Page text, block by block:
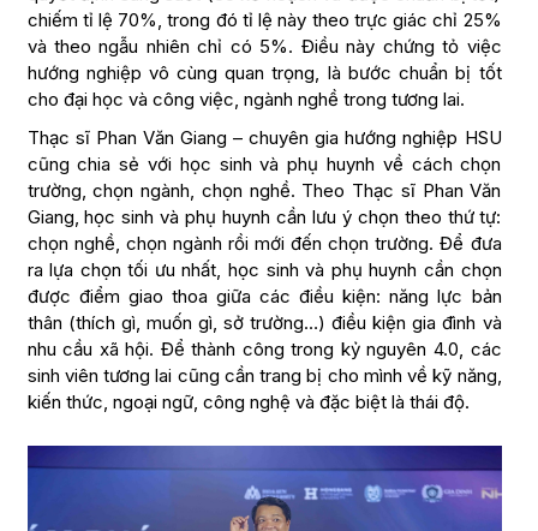
chiếm tỉ lệ 70%, trong đó tỉ lệ này theo trực giác chỉ 25%
và theo ngẫu nhiên chỉ có 5%. Điều này chứng tỏ việc
hướng nghiệp vô cùng quan trọng, là bước chuẩn bị tốt
cho đại học và công việc, ngành nghề trong tương lai.
Thạc sĩ Phan Văn Giang – chuyên gia hướng nghiệp HSU
cũng chia sẻ với học sinh và phụ huynh về cách chọn
trường, chọn ngành, chọn nghề. Theo Thạc sĩ Phan Văn
Giang, học sinh và phụ huynh cần lưu ý chọn theo thứ tự:
chọn nghề, chọn ngành rồi mới đến chọn trường. Để đưa
ra lựa chọn tối ưu nhất, học sinh và phụ huynh cần chọn
được điểm giao thoa giữa các điều kiện: năng lực bản
thân (thích gì, muốn gì, sở trường…) điều kiện gia đình và
nhu cầu xã hội. Để thành công trong kỷ nguyên 4.0, các
sinh viên tương lai cũng cần trang bị cho mình về kỹ năng,
kiến thức, ngoại ngữ, công nghệ và đặc biệt là thái độ.